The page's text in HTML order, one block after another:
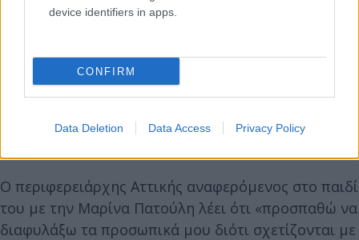
device identifiers in apps.
CONFIRM
Data Deletion Data Access Privacy Policy
Ο περιφερειάρχης Αττικής αναφερόμενος στο παιδί
του με την Μαρίνα Πατούλη λέει ότι «προσπαθώ να
διαφυλάξω τα προσωπικά μου διότι σχετίζονται με